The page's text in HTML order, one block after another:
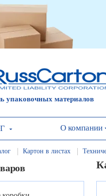
упаковочных материалов
О компании
Картон в листах